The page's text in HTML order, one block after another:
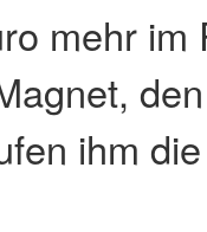
mehr im
ihm